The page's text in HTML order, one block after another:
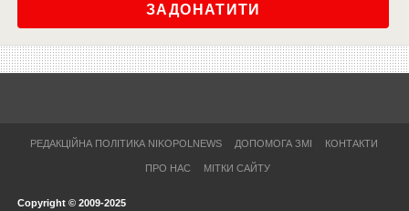
ЗАДОНАТИТИ
РЕДАКЦІЙНА ПОЛІТИКА NIKOPOLNEWS ДОПОМОГА ЗМІ КОНТАКТИ
ПРО НАС МІТКИ САЙТУ
Copyright © 2009-2025